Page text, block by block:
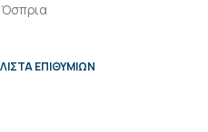
Όσπρια
ΕΠΙΘΥΜΙΏΝ